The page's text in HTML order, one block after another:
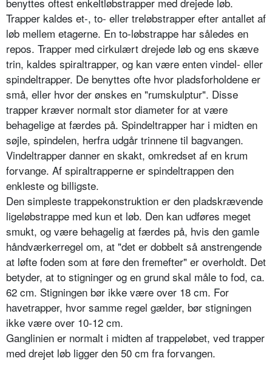
Trapper kaldes et-, to- eller treløbstrapper efter antallet af
løb mellem etagerne. En to-løbstrappe har således en
repos. Trapper med cirkulært drejede løb og ens skæve
trin, kaldes spiraltrapper, og kan være enten vindel- eller
spindeltrapper. De benyttes ofte hvor pladsforholdene er
små, eller hvor der ønskes en "rumskulptur". Disse
trapper kræver normalt stor diameter for at være
behagelige at færdes på. Spindeltrapper har i midten en
søjle, spindelen, herfra udgår trinnene til bagvangen.
Vindeltrapper danner en skakt, omkredset af en krum
forvange. Af spiraltrapperne er spindeltrappen den
enkleste og billigste.
Den simpleste trappekonstruktion er den pladskrævende
ligeløbstrappe med kun et løb. Den kan udføres meget
smukt, og være behagelig at færdes på, hvis den gamle
håndværkerregel om, at "det er dobbelt så anstrengende
at løfte foden som at føre den fremefter" er overholdt. Det
betyder, at to stigninger og en grund skal måle to fod, ca.
62 cm. Stigningen bør ikke være over 18 cm. For
havetrapper, hvor samme regel gælder, bør stigningen
ikke være over 10-12 cm.
Ganglinien er normalt i midten af trappeløbet, ved trapper
med drejet løb ligger den 50 cm fra forvangen.